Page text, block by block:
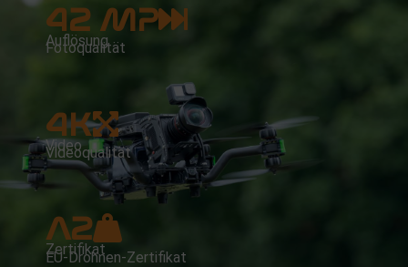
42 MP
Auflösung
Fotoqualität
4K
Video
Videoqualität
A2
Zertifikat
EU-Drohnen-Zertifikat